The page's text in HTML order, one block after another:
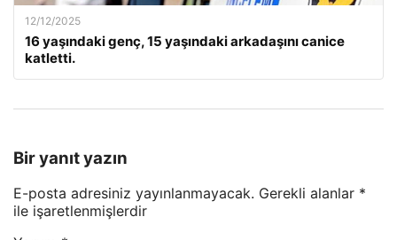
12/12/2025
16 yaşındaki genç, 15 yaşındaki arkadaşını canice
katletti.
Bir yanıt yazın
E-posta adresiniz yayınlanmayacak. Gerekli alanlar *
ile işaretlenmişlerdir